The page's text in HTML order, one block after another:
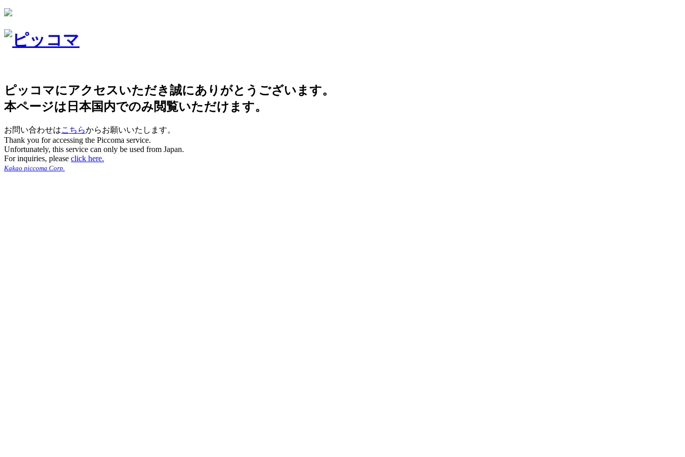
ピッコマにアクセスいただき誠にありがとうございます。
本ページは日本国内でのみ閲覧いただけます。
お問い合わせはこちらからお願いいたします。
Thank you for accessing the Piccoma service.
Unfortunately, this service can only be used from Japan.
For inquiries, please click here.
Kakao piccoma Corp.